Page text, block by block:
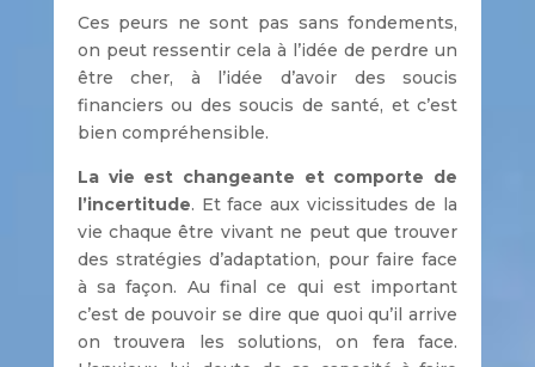
Ces peurs ne sont pas sans fondements,
on peut ressentir cela à l’idée de perdre un
être cher, à l’idée d’avoir des soucis
financiers ou des soucis de santé, et c’est
bien compréhensible.
La vie est changeante et comporte de
l’incertitude. Et face aux vicissitudes de la
vie chaque être vivant ne peut que trouver
des stratégies d’adaptation, pour faire face
à sa façon. Au final ce qui est important
c’est de pouvoir se dire que quoi qu’il arrive
on trouvera les solutions, on fera face.